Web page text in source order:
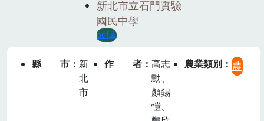
新北市立石門實驗
國民中學
pdf
縣市
新
北
市
作者
高志
勳、
顏錫
愷、
農業類別 農